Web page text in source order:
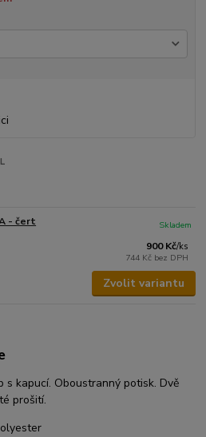
- čert
900 Kč/ks
744 Kč bez DPH
Skladem
Zvolit variantu
s kapucí. Oboustranný potisk. Dvě
prošití.